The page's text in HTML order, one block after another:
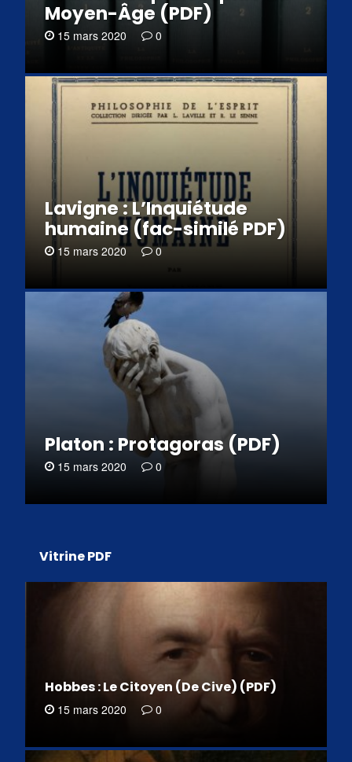
Moyen-Âge (PDF)
15 mars 2020 0
Lavigne : L’Inquiétude
humaine (fac-similé PDF)
15 mars 2020 0
Platon : Protagoras (PDF)
15 mars 2020 0
Vitrine PDF
Hobbes : Le Citoyen (De Cive) (PDF)
15 mars 2020 0